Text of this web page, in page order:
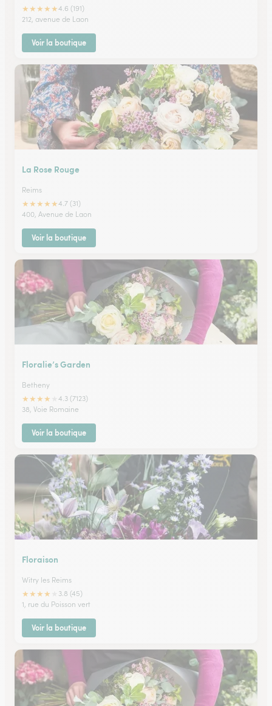
★★★★★4.6 (191)
212, avenue de Laon
Voir la boutique
La Rose Rouge
Reims
★★★★★4.7 (31)
400, Avenue de Laon
Voir la boutique
Floralie’s Garden
Betheny
★★★★
4.3 (7123)
38, Voie Romaine
Voir la boutique
Floraison
Witry les Reims
★★★★
3.8 (45)
1, rue du Poisson vert
Voir la boutique